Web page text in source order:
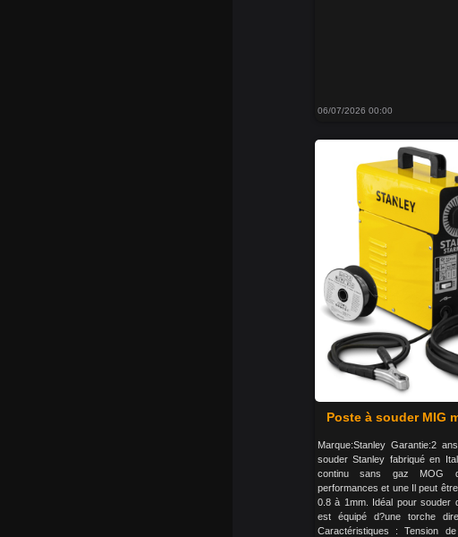
06/07/2026 00:00
Poste à souder MIG
Marque:Stanley Garantie:2
souder Stanley fabriqué en
continu sans gaz MOG
performances et une Il peut
0.8 à 1mm. Idéal pour souder
est équipé d?une torche
Caractéristiques : Tension